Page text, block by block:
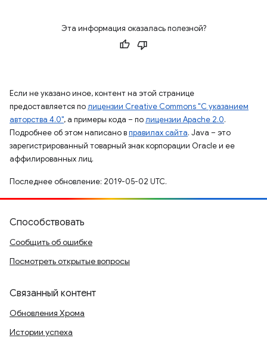
Эта информация оказалась полезной?
Если не указано иное, контент на этой странице
предоставляется полицензии Creative Commons "С указанием
авторства 4.0", а примеры кода – полицензии Apache 2.0.
Подробнее об этом написано вправилах сайта. Java – это
зарегистрированный товарный знак корпорации Oracle и ее
аффилированных лиц.
Последнее обновление: 2019-05-02 UTC.
Способствовать
Сообщить об ошибке
Посмотреть открытые вопросы
Связанный контент
Обновления Хрома
Истории успеха